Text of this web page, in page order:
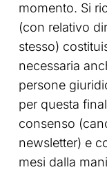
momento. Si
(con relativo
stesso)
necessaria
persone
per questa
consenso
newsletter) e
mesi dalla